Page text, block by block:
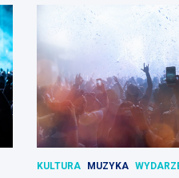
KULTURA MUZYKA